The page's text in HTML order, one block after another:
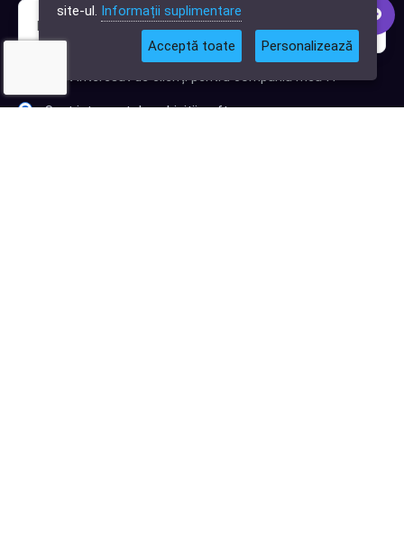
Sunt interesat de clienți pentru compania mea IT
Sunt interesat de achiziții software
site-ul. Informații suplimentare
Acceptă toate Personalizează